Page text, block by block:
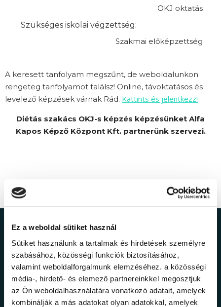
Ez a weboldal sütiket használ
Sütiket használunk a tartalmak és hirdetések személyre
szabásához, közösségi funkciók biztosításához,
valamint weboldalforgalmunk elemzéséhez. a közösségi
média-, hirdető- és elemező partnereinkkel megosztjuk
az Ön weboldalhasználatára vonatkozó adatait, amelyek
kombinálják a más adatokat olyan adatokkal, amelyek
OKJ oktatás
Szükséges iskolai végzettség:
Szakmai előképzettség
A keresett tanfolyam megszűnt, de weboldalunkon
rengeteg tanfolyamot találsz! Online, távoktatásos és
levelező képzések várnak Rád. Kattints és jelentkezz!
Diétás szakács OKJ-s képzés képzésünket Alfa
Kapos Képző Központ Kft. partnerünk szervezi.
Ne maradj le a
legfrissebb
információkról!